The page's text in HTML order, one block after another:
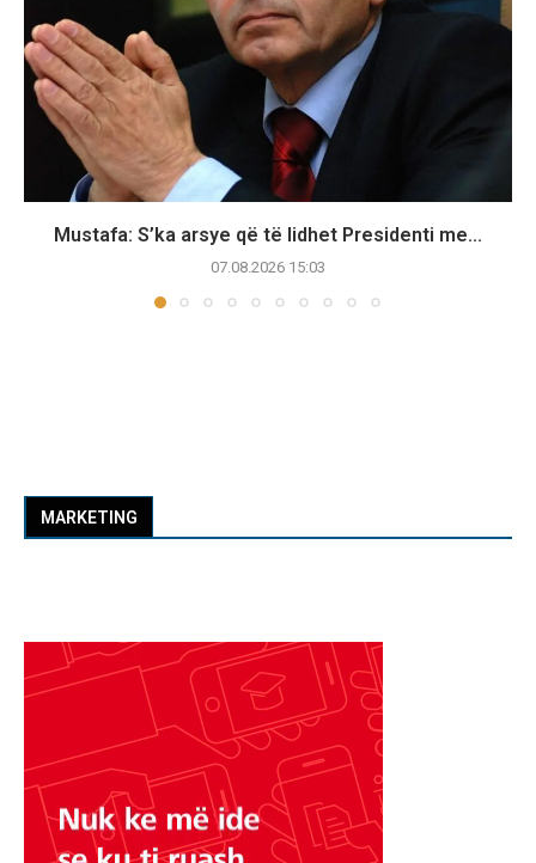
Mustafa: S’ka arsye që të lidhet Presidenti me...
07.08.2026 15:03
MARKETING